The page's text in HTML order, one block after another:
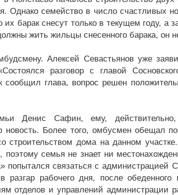
Однако семейство в число счастливых
барак снесут только в текущем году, а
жить жильцы снесенного барака, он
Алексей Севастьянов уже
разговор с главой
глава, вопрос решен
Денис Сафин, ему,
Более того, омбусмен обещал
строительством дома на данном
семья не знает ни
попытался связаться с администрацией
разгар рабочего дня, после
отделов и управлений администрации